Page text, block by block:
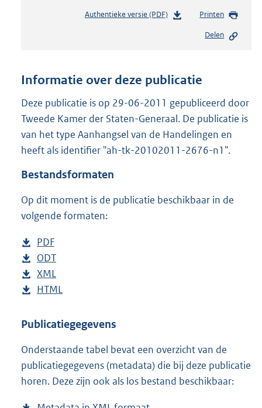
Authentieke versie (PDF)b
n
s
r
o
o
:
Printen
Delen
Informatie over deze publicatie
Deze publicatie is op 29-06-2011 gepubliceerd door
Tweede Kamer der Staten-Generaal. De publicatie is
van het type Aanhangsel van de Handelingen en
heeft als identifier "ah-tk-20102011-2676-n1".
Bestandsformaten
Op dit moment is de publicatie beschikbaar in de
volgende formaten:
D
o
w
n
o
d
p
u
PDF
e
s
t
n
s
g
r
D
o
w
l
a
d
p
ODT
s
a
d
s
g
D
o
n
o
a
d
XML
e
t
n
d
s
D
w
l
o
a
HTML
s
a
n
d
Publicatiegegevens
Onderstaande tabel bevat een overzicht van de
publicatiegegevens (metadata) die bij deze publicatie
horen. Deze zijn ook als los bestand beschikbaar: